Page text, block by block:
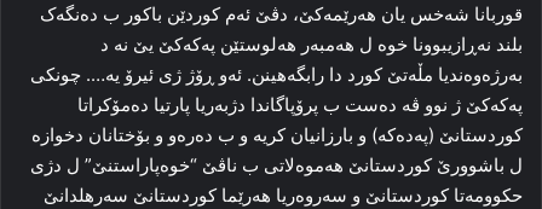
قوربانا شه‌خس یان هه‌رێمه‌کێ، دڤێ ئه‌م کوردێن باکور ب ده‌نگه‌ک
بلند نه‌ڕازیبوونا خوه‌ ل هەمبه‌ر هه‌لوستێن پەكەكێ یێ نه‌ د
به‌رژه‌وه‌ندیا مڵه‌تێ کورد دا‌ رابگەھینن. ئه‌و ڕۆژ ژی ئیرۆ یه‌…. چونكی
پەكەكێ ژ نوو ڤه‌ ده‌ست ب پرۆپاگاندا دژبه‌ریا پارتیا دەمۆكراتا
كوردستانێ (پەدەکە) و با‌رزانیان کریه‌ و ب دەرەو و بۆختانان دخوازه‌
ل باشوورێ کوردستانێ هه‌موه‌لاتی ب ناڤێ “خوەپاراستنێ” ل دژی
حكوومەتا كوردستانێ و سەروەریا ھەرێما كوردستانێ سەرھلدانێ